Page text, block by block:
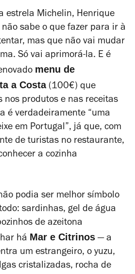
estrela Michelin, Henrique
não sabe o que fazer para ir à
mas que não vai mudar
Só vai aprimorá-la. E é
menu de
a Costa(100€) que
nos produtos e nas receitas
é verdadeiramente “uma
em Portugal”, já que, com
de turistas no restaurante,
a cozinha
podia ser melhor símbolo
sardinhas, gel de água
de azeitona
há Mar e Citrinos — a
um estrangeiro, o yuzu,
cristalizadas, rocha de